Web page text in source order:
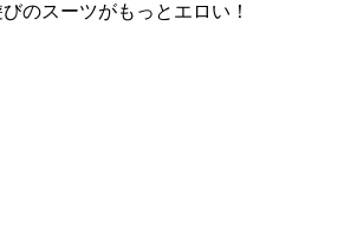
のスーツがもっとエロい！